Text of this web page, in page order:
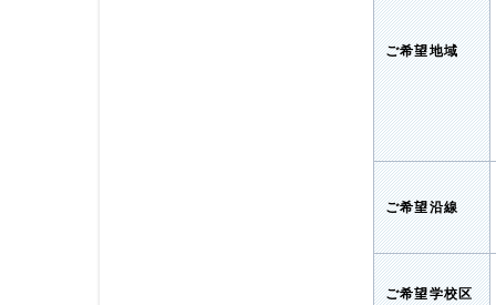
ご希望地域
ご希望沿線
ご希望学校区